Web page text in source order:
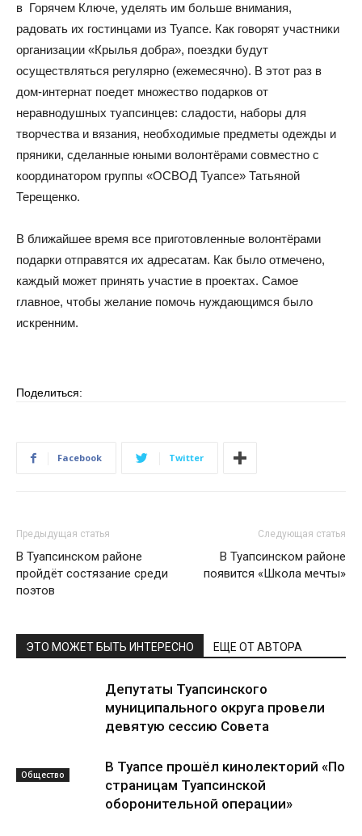
в Горячем Ключе, уделять им больше внимания,
радовать их гостинцами из Туапсе. Как говорят участники
организации «Крылья добра», поездки будут
осуществляться регулярно (ежемесячно). В этот раз в
дом-интернат поедет множество подарков от
неравнодушных туапсинцев: сладости, наборы для
творчества и вязания, необходимые предметы одежды и
пряники, сделанные юными волонтёрами совместно с
координатором группы «ОСВОД Туапсе» Татьяной
Терещенко.
В ближайшее время все приготовленные волонтёрами
подарки отправятся их адресатам. Как было отмечено,
каждый может принять участие в проектах. Самое
главное, чтобы желание помочь нуждающимся было
искренним.
Поделиться:
Facebook Twitter
Предыдущая статья
В Туапсинском районе
пройдёт состязание среди
поэтов
Следующая статья
В Туапсинском районе
появится «Школа мечты»
ЭТО МОЖЕТ БЫТЬ ИНТЕРЕСНО ЕЩЕ ОТ АВТОРА
Общество
Депутаты Туапсинского
муниципального округа провели
девятую сессию Совета
В Туапсе прошёл кинолекторий «По
страницам Туапсинской
оборонительной операции»